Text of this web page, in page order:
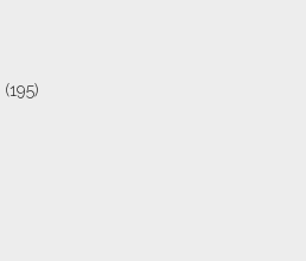
(195)